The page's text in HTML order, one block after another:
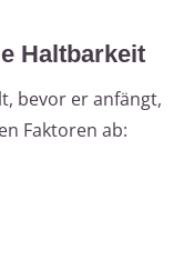
Haltbarkeit
bevor er anfängt,
Faktoren ab: